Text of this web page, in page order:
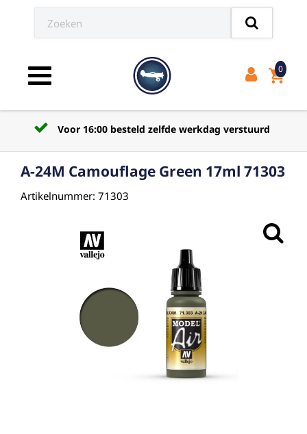
Toggle navigation shopping_cart
0
Voor 16:00 besteld zelfde werkdag verstuurd
A-24M Camouflage Green 17ml 71303
Artikelnummer: 71303